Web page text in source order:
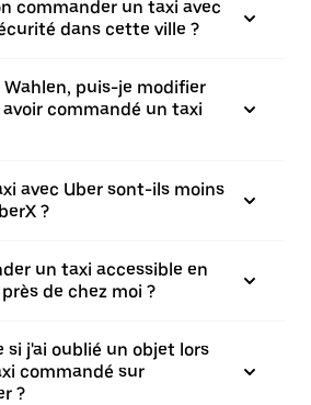
commander un taxi avec
dans cette ville ?
puis-je modifier
commandé un taxi
avec Uber sont-ils moins
?
un taxi accessible en
de chez moi ?
si j'ai oublié un objet lors
commandé sur
?